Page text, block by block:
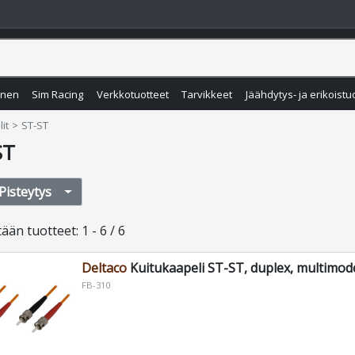
Sim Racing Verkkotuotteet Tarvikkeet Jäähdytys- ja
ST-ST
Pisteytys
tuotteet: 1 - 6 / 6
DeltacoKuitukaapeli ST-ST, duplex,
FB-310